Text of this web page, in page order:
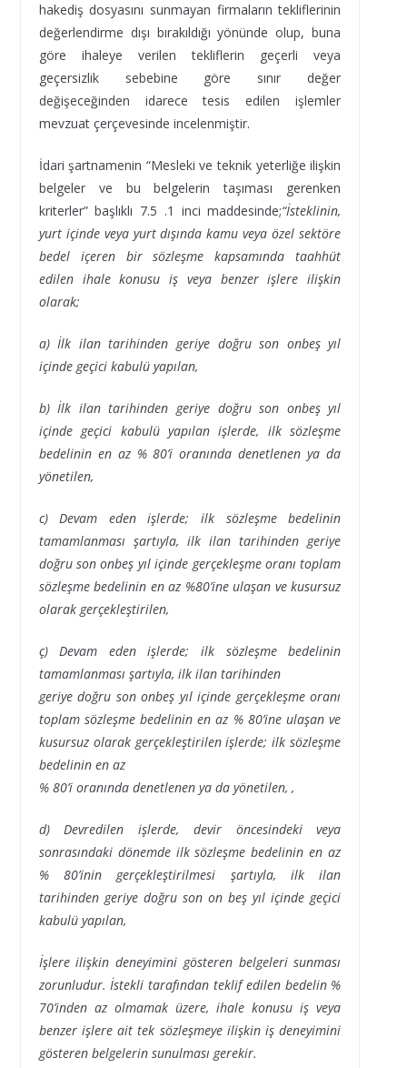
hakediş dosyasını sunmayan firmaların tekliflerinin
değerlendirme dışı bırakıldığı yönünde olup, buna
göre ihaleye verilen tekliflerin geçerli veya
geçersizlik sebebine göre sınır değer
değişeceğinden idarece tesis edilen işlemler
mevzuat çerçevesinde incelenmiştir.
İdari şartnamenin “Mesleki ve teknik yeterliğe ilişkin
belgeler ve bu belgelerin taşıması gerenken
kriterler” başlıklı 7.5 .1 inci maddesinde;“İsteklinin,
yurt içinde veya yurt dışında kamu veya özel sektöre
bedel içeren bir sözleşme kapsamında taahhüt
edilen ihale konusu iş veya benzer işlere ilişkin
olarak;
a) İlk ilan tarihinden geriye doğru son onbeş yıl
içinde geçici kabulü yapılan,
b) İlk ilan tarihinden geriye doğru son onbeş yıl
içinde geçici kabulü yapılan işlerde, ilk sözleşme
bedelinin en az % 80’i oranında denetlenen ya da
yönetilen,
c) Devam eden işlerde; ilk sözleşme bedelinin
tamamlanması şartıyla, ilk ilan tarihinden geriye
doğru son onbeş yıl içinde gerçekleşme oranı toplam
sözleşme bedelinin en az %80’ine ulaşan ve kusursuz
olarak gerçekleştirilen,
ç) Devam eden işlerde; ilk sözleşme bedelinin
tamamlanması şartıyla, ilk ilan tarihinden
geriye doğru son onbeş yıl içinde gerçekleşme oranı
toplam sözleşme bedelinin en az % 80’ine ulaşan ve
kusursuz olarak gerçekleştirilen işlerde; ilk sözleşme
bedelinin en az
% 80’i oranında denetlenen ya da yönetilen, ,
d) Devredilen işlerde, devir öncesindeki veya
sonrasındaki dönemde ilk sözleşme bedelinin en az
% 80’inin gerçekleştirilmesi şartıyla, ilk ilan
tarihinden geriye doğru son on beş yıl içinde geçici
kabulü yapılan,
İşlere ilişkin deneyimini gösteren belgeleri sunması
zorunludur. İstekli tarafından teklif edilen bedelin %
70’inden az olmamak üzere, ihale konusu iş veya
benzer işlere ait tek sözleşmeye ilişkin iş deneyimini
gösteren belgelerin sunulması gerekir.